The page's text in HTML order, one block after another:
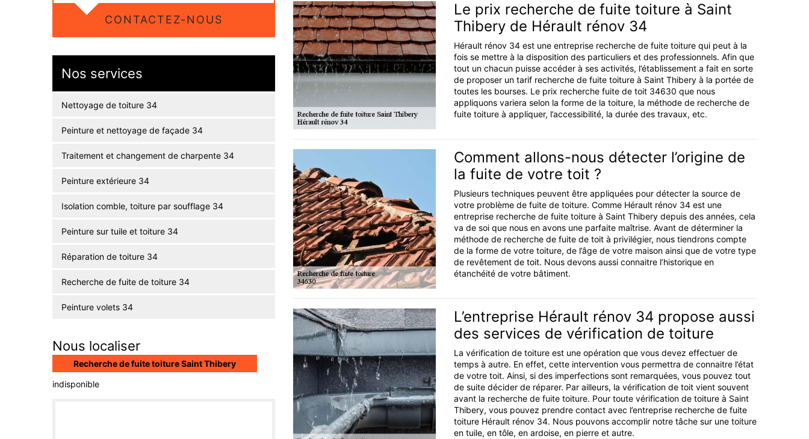
CONTACTEZ-NOUS
Nos services
Nettoyage de toiture 34
Peinture et nettoyage de façade 34
Traitement et changement de charpente 34
Peinture extérieure 34
Isolation comble, toiture par soufflage 34
Peinture sur tuile et toiture 34
Réparation de toiture 34
Recherche de fuite de toiture 34
Peinture volets 34
Nous localiser
Recherche de fuite toiture Saint Thibery
indisponible
Le prix recherche de fuite toiture à Saint
Thibery de Hérault rénov 34
Hérault rénov 34 est une entreprise recherche de fuite toiture qui peut à la
fois se mettre à la disposition des particuliers et des professionnels. Afin que
tout un chacun puisse accéder à ses activités, l’établissement a fait en sorte
de proposer un tarif recherche de fuite toiture à Saint Thibery à la portée de
toutes les bourses. Le prix recherche fuite de toit 34630 que nous
appliquons variera selon la forme de la toiture, la méthode de recherche de
fuite toiture à appliquer, l’accessibilité, la durée des travaux, etc.
Comment allons-nous détecter l’origine de
la fuite de votre toit ?
Plusieurs techniques peuvent être appliquées pour détecter la source de
votre problème de fuite de toiture. Comme Hérault rénov 34 est une
entreprise recherche de fuite toiture à Saint Thibery depuis des années, cela
va de soi que nous en avons une parfaite maîtrise. Avant de déterminer la
méthode de recherche de fuite de toit à privilégier, nous tiendrons compte
de la forme de votre toiture, de l’âge de votre maison ainsi que de votre type
de revêtement de toit. Nous devons aussi connaitre l’historique en
étanchéité de votre bâtiment.
L’entreprise Hérault rénov 34 propose aussi
des services de vérification de toiture
La vérification de toiture est une opération que vous devez effectuer de
temps à autre. En effet, cette intervention vous permettra de connaitre l’état
de votre toit. Ainsi, si des imperfections sont remarquées, vous pouvez tout
de suite décider de réparer. Par ailleurs, la vérification de toit vient souvent
avant la recherche de fuite toiture. Pour toute vérification de toiture à Saint
Thibery, vous pouvez prendre contact avec l’entreprise recherche de fuite
toiture Hérault rénov 34. Nous pouvons accomplir notre tâche sur une toiture
en tuile, en tôle, en ardoise, en pierre et autre.